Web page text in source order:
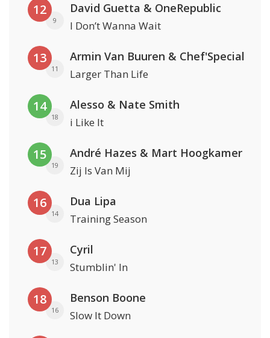
12
9
David Guetta & OneRepublic
I Don’t Wanna Wait
13
11
Armin Van Buuren & Chef'Special
Larger Than Life
14
18
Alesso & Nate Smith
i Like It
15
19
André Hazes & Mart Hoogkamer
Zij Is Van Mij
16
14
Dua Lipa
Training Season
17
13
Cyril
Stumblin' In
18
16
Benson Boone
Slow It Down